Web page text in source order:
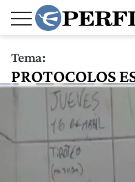
Tema:
PROTOCOLOS